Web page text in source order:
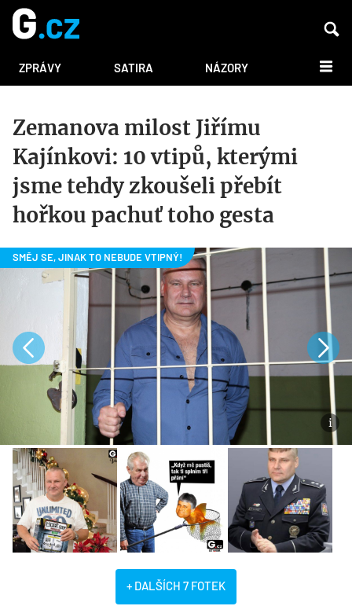
ZPRÁVY SATIRA NÁZORY DALŠÍ
Zemanova milost Jiřímu
Kajínkovi: 10 vtipů, kterými
jsme tehdy zkoušeli přebít
hořkou pachuť toho gesta
+ DALŠÍCH 7 FOTEK